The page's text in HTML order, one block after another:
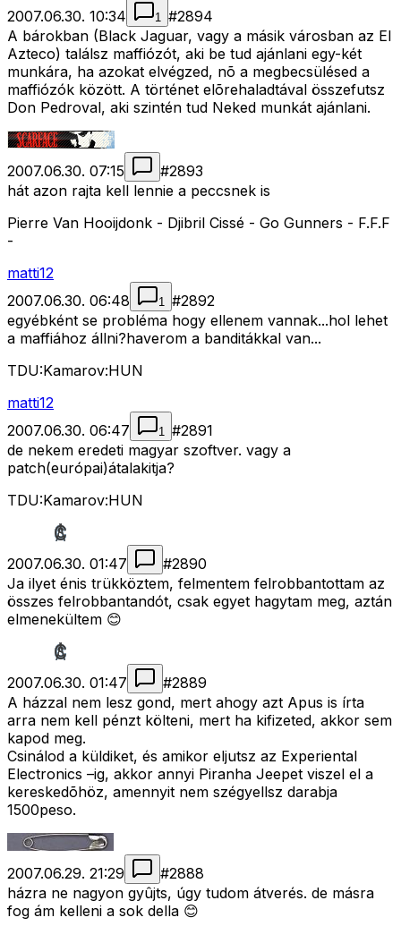
2007.06.30. 10:34
1 #2894
A bárokban (Black Jaguar, vagy a másik városban az El
Azteco) találsz maffiózót, aki be tud ajánlani egy-két
munkára, ha azokat elvégzed, nõ a megbecsülésed a
maffiózók között. A történet elõrehaladtával összefutsz
Don Pedroval, aki szintén tud Neked munkát ajánlani.
2007.06.30. 07:15 #2893
hát azon rajta kell lennie a peccsnek is
Pierre Van Hooijdonk - Djibril Cissé - Go Gunners - F.F.F
-
matti12
2007.06.30. 06:48
1 #2892
egyébként se probléma hogy ellenem vannak...hol lehet
a maffiához állni?haverom a banditákkal van...
TDU:Kamarov:HUN
matti12
2007.06.30. 06:47
1 #2891
de nekem eredeti magyar szoftver. vagy a
patch(európai)átalakitja?
TDU:Kamarov:HUN
2007.06.30. 01:47 #2890
Ja ilyet énis trükköztem, felmentem felrobbantottam az
összes felrobbantandót, csak egyet hagytam meg, aztán
elmenekültem 😊
2007.06.30. 01:47 #2889
A házzal nem lesz gond, mert ahogy azt Apus is írta
arra nem kell pénzt költeni, mert ha kifizeted, akkor sem
kapod meg.
Csinálod a küldiket, és amikor eljutsz az Experiental
Electronics –ig, akkor annyi Piranha Jeepet viszel el a
kereskedõhöz, amennyit nem szégyellsz darabja
1500peso.
2007.06.29. 21:29 #2888
házra ne nagyon gyûjts, úgy tudom átverés. de másra
fog ám kelleni a sok della 😊